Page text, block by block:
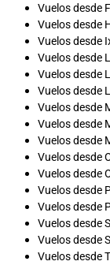
Vuelos desde
Vuelos desde
Vuelos desde
Vuelos desde
Vuelos desde
Vuelos desde
Vuelos desde
Vuelos desde
Vuelos desde
Vuelos desde
Vuelos desde
Vuelos desde
Vuelos desde
Vuelos desde
Vuelos desde
Vuelos desde